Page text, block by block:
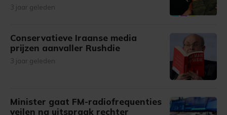
3 jaar geleden
Conservatieve Iraanse media
prijzen aanvaller Rushdie
3 jaar geleden
Minister gaat FM-radiofrequenties
veilen na uitspraak rechter